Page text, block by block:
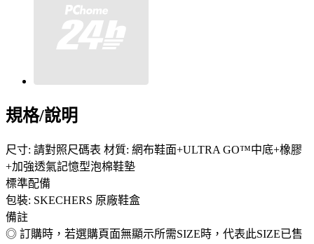
規格/說明
尺寸: 請對照尺碼表 材質: 網布鞋面+ULTRA GO™中底+橡膠
+加強透氣記憶型泡棉鞋墊
標準配備
包裝: SKECHERS 原廠鞋盒
備註
◎ 訂購時，若選購頁面無顯示所需SIZE時，代表此SIZE已售